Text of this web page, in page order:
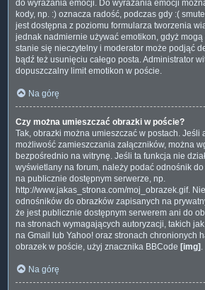
do wyrażania emocji. Do wyrażania emocji
kody, np. :) oznacza radość, podczas gdy :(
jest dostępna z poziomu formularza tworzenia
jednak nadmiernie używać emotikon, gdyż
stanie się nieczytelny i moderator może podjąć
bądź też usunięciu całego posta. Administrator
dopuszczalny limit emotikon w poście.
Na górę
Czy można umieszczać obrazki w poście?
Tak, obrazki można umieszczać w postach. Jeśli
możliwość zamieszczania załączników, można
bezpośrednio na witrynę. Jeśli ta funkcja nie
wyświetlany na forum, należy podać odnośnik
na publicznie dostępnym serwerze, np.
http://www.jakas_strona.com/moj_obrazek.gif.
odnośników do obrazków zapisanych na
że jest publicznie dostępnym serwerem ani do
na stronach wymagających autoryzacji, takich
na Gmail lub Yahoo! oraz stronach chronionych
obrazek w poście, użyj znacznika BBCode [img].
Na górę